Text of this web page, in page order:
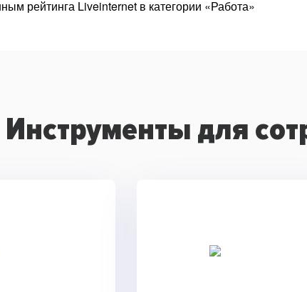
рейтинга Liveinternet в категории «Работа»
Инструменты для